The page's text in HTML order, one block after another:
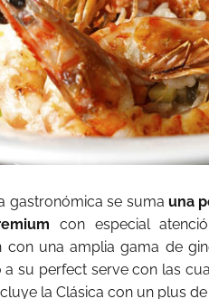
gastronómica se suma una
con especial
con una amplia gama de
a su perfect serve con las
la Clásica con un plus